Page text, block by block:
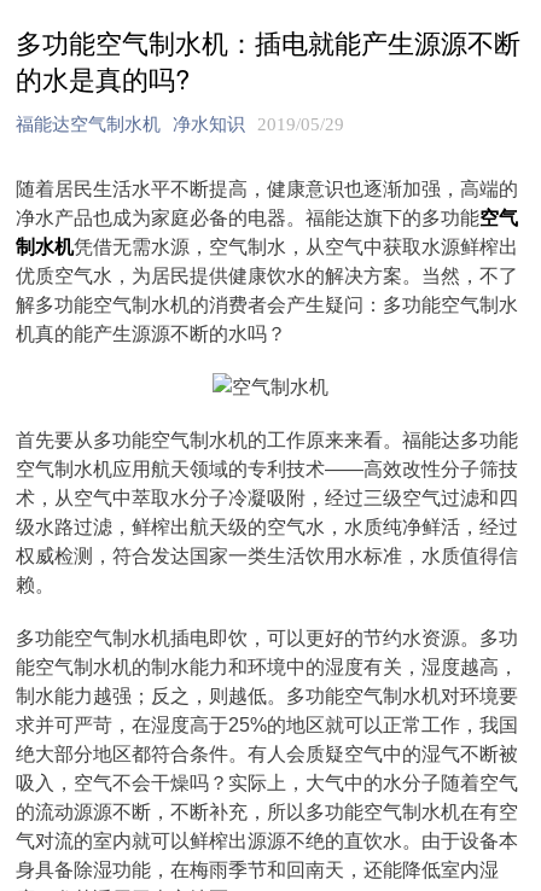
多功能空气制水机：插电就能产生源源不断
的水是真的吗?
福能达空气制水机 净水知识 2019/05/29
随着居民生活水平不断提高，健康意识也逐渐加强，高端的
净水产品也成为家庭必备的电器。福能达旗下的多功能空气
制水机凭借无需水源，空气制水，从空气中获取水源鲜榨出
优质空气水，为居民提供健康饮水的解决方案。当然，不了
解多功能空气制水机的消费者会产生疑问：多功能空气制水
机真的能产生源源不断的水吗？
首先要从多功能空气制水机的工作原来来看。福能达多功能
空气制水机应用航天领域的专利技术——高效改性分子筛技
术，从空气中萃取水分子冷凝吸附，经过三级空气过滤和四
级水路过滤，鲜榨出航天级的空气水，水质纯净鲜活，经过
权威检测，符合发达国家一类生活饮用水标准，水质值得信
赖。
多功能空气制水机插电即饮，可以更好的节约水资源。多功
能空气制水机的制水能力和环境中的湿度有关，湿度越高，
制水能力越强；反之，则越低。多功能空气制水机对环境要
求并可严苛，在湿度高于25%的地区就可以正常工作，我国
绝大部分地区都符合条件。有人会质疑空气中的湿气不断被
吸入，空气不会干燥吗？实际上，大气中的水分子随着空气
的流动源源不断，不断补充，所以多功能空气制水机在有空
气对流的室内就可以鲜榨出源源不绝的直饮水。由于设备本
身具备除湿功能，在梅雨季节和回南天，还能降低室内湿